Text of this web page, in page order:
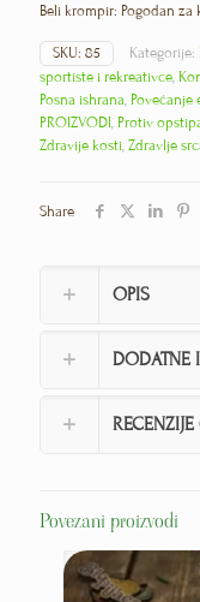
Beli krompir: Pogodan za
SKU: 85 Kategorije:
sportiste i rekreativce,
Posna ishrana, Povećanje
PROIZVODI, Protiv
Zdravije kosti, Zdravlje
Share
OPIS
DODATNE
RECENZIJE
Povezani proizvodi